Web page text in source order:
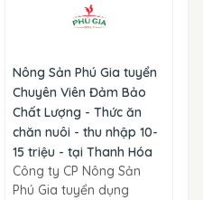
Nông Sản Phú Gia tuyển
Chuyên Viên Đảm Bảo
Chất Lượng - Thức ăn
chăn nuôi - thu nhập 10-
15 triệu - tại Thanh Hóa
Công ty CP Nông Sản
Phú Gia tuyển dụng